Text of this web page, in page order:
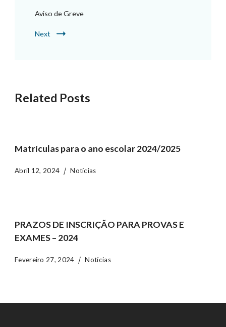
Aviso de Greve
Next
Related Posts
Matrículas para o ano escolar 2024/2025
Abril 12, 2024 Notícias
PRAZOS DE INSCRIÇÃO PARA PROVAS E
EXAMES – 2024
Fevereiro 27, 2024 Notícias